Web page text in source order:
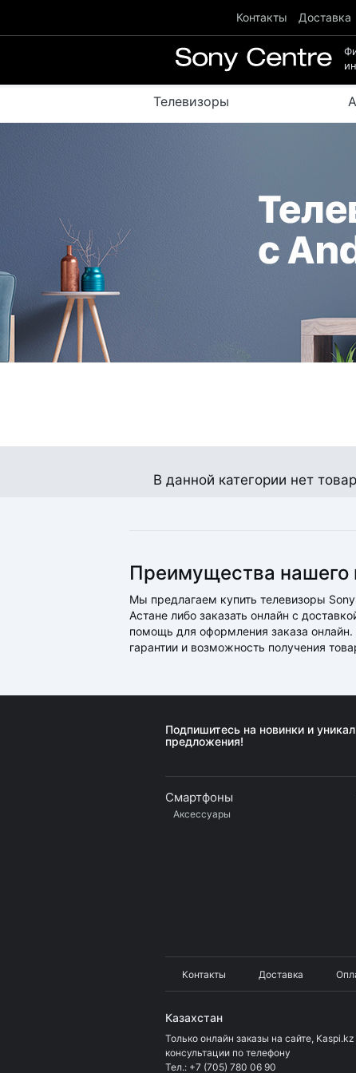
Контакты Доставка
Телевизоры
В данной категории нет
Преимущества нашего
Мы предлагаем купить телевизоры
Астане либо заказать онлайн с
помощь для оформления заказа онлайн.
гарантии и возможность получения
Подпишитесь на новинки и
предложения!
Смартфоны
Аксессуары
Контакты Доставка
Казахстан
Только онлайн заказы на сайте,
консультации по телефону
Тел.: +7 (705) 780 06 90